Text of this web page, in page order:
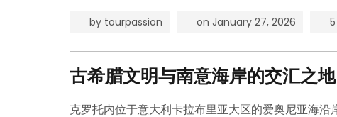
by tourpassion on January 27, 2026
古希腊文明与南意海岸的交汇之地
克罗托内位于意大利卡拉布里亚大区的爱奥尼亚海